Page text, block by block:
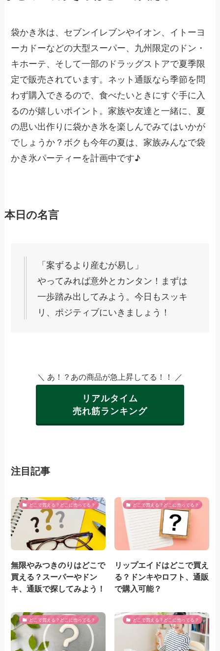
袋かき氷は、セブンイレブンやイオン、イトーヨ
ーカドーなどの大型スーパー、九州限定のドン・
キホーテ、そして一部のドラッグストアで夏季限
定で販売されています。ネット通販なら季節を問
わず購入できるので、食べたいときにすぐ手に入
るのが嬉しいポイント。家族や友達と一緒に、夏
の思い出作りに袋かき氷を楽しんでみてはいかが
でしょうか？ボクも今年の夏は、家族みんなで袋
かき氷パーティーを計画中です♪
本日の名言
「案ずるより産むが易し」
やってみれば意外とカンタン！まずは
一歩踏み出してみよう。今日もスッキ
リ、ポジティブにいきましょう！
＼ あ！？あの商品が急上昇してる！！ ／
リアルタイム
売れ筋ランキング
注目記事
どこで買える？どこに売ってる？
無限やみつきのりはどこで
買える？スーパーやドン
キ、通販で探してみよう！
どこで買える？どこに売ってる？
リップエイドはどこで買え
る？ドンキやロフト、通販
で購入可能？
どこで買える？どこに売ってる？ どこで買える？どこに売ってる？